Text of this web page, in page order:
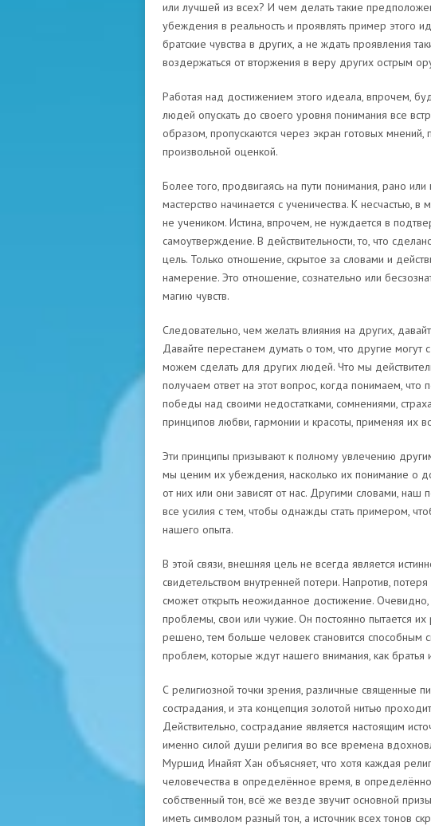
или лучшей из всех? И чем делать такие
убеждения в реальность и проявлять пример этого
братские чувства в других, а не ждать проявления
воздержаться от вторжения в веру других острым
Работая над достижением этого идеала, впрочем,
людей опускать до своего уровня понимания все
образом, пропускаются через экран готовых мнений,
произвольной оценкой.
Более того, продвигаясь на пути понимания, рано
мастерство начинается с ученичества. К несчастью,
не учеником. Истина, впрочем, не нуждается в
самоутверждение. В действительности, то, что
цель. Только отношение, скрытое за словами и
намерение. Это отношение, сознательно или
магию чувств.
Следовательно, чем желать влияния на других,
Давайте перестанем думать о том, что другие могут
можем сделать для других людей. Что мы
получаем ответ на этот вопрос, когда понимаем,
победы над своими недостатками, сомнениями,
принципов любви, гармонии и красоты, применяя их
Эти принципы призывают к полному увлечению
мы ценим их убеждения, насколько их понимание о
от них или они зависят от нас. Другими словами, наш
все усилия с тем, чтобы однажды стать примером,
нашего опыта.
В этой связи, внешняя цель не всегда является
свидетельством внутренней потери. Напротив,
сможет открыть неожиданное достижение.
проблемы, свои или чужие. Он постоянно пытается
решено, тем больше человек становится способным
проблем, которые ждут нашего внимания, как братья
С религиозной точки зрения, различные священные
сострадания, и эта концепция золотой нитью
Действительно, сострадание является настоящим
именно силой души религия во все времена
Муршид Инайят Хан объясняет, что хотя каждая
человечества в определённое время, в
собственный тон, всё же везде звучит основной
иметь символом разный тон, а источник всех тонов